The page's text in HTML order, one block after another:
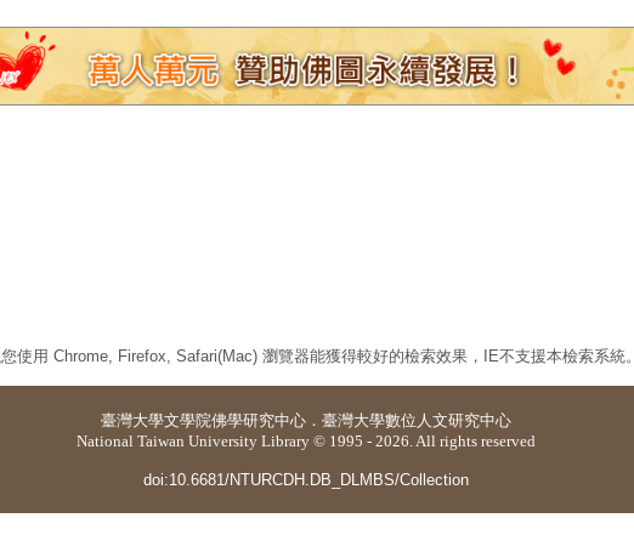
使用 Chrome, Firefox, Safari(Mac) 瀏覽器能獲得較好的檢索效果，IE不支援本檢索系統。
臺灣大學文學院佛學研究中心 ． 臺灣大學數位人文研究中心
National Taiwan University Library © 1995 - 2026. All rights reserved
doi:10.6681/NTURCDH.DB_DLMBS/Collection